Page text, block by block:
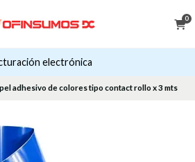
0
electrónica
adhesivo de colores tipo contact rollo x 3 mts